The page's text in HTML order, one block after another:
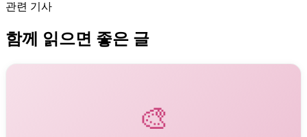
관련 기사
함께 읽으면 좋은 글
🎨